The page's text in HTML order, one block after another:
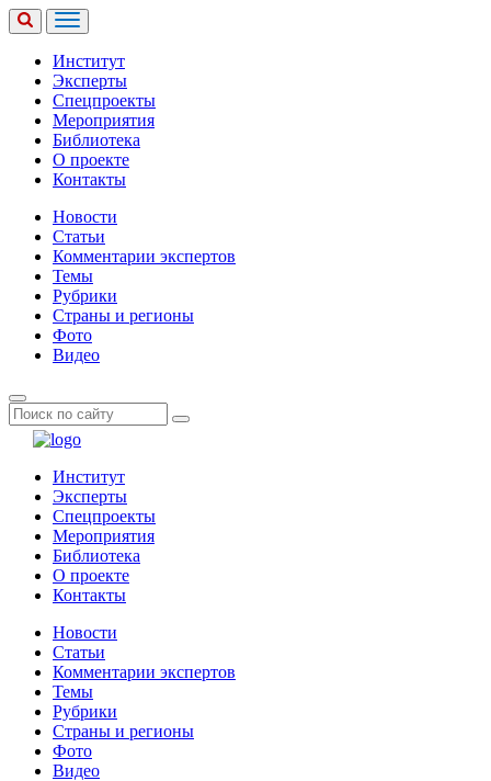
Институт
Эксперты
Спецпроекты
Мероприятия
Библиотека
О проекте
Контакты
Новости
Статьи
Комментарии экспертов
Темы
Рубрики
Страны и регионы
Фото
Видео
Институт
Эксперты
Спецпроекты
Мероприятия
Библиотека
О проекте
Контакты
Новости
Статьи
Комментарии экспертов
Темы
Рубрики
Страны и регионы
Фото
Видео